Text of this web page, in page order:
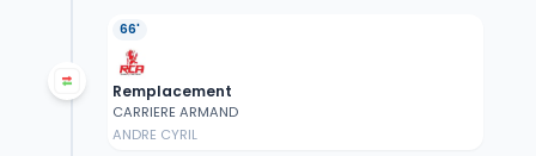
66'
Remplacement
CARRIERE ARMAND
ANDRE CYRIL